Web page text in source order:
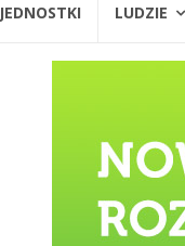
JEDNOSTKI LUDZIE